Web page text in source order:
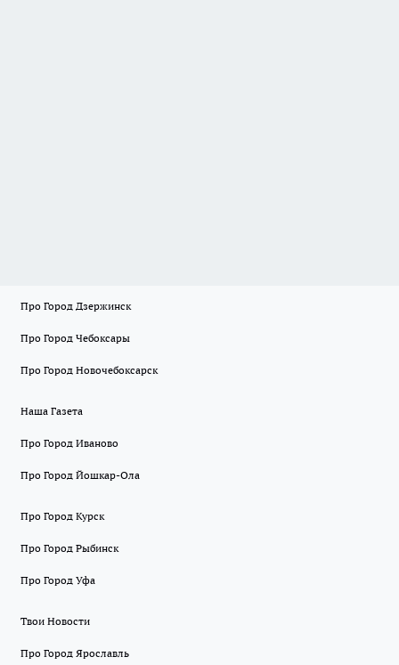
Про Город Дзержинск
Про Город Чебоксары
Про Город Новочебоксарск
Наша Газета
Про Город Иваново
Про Город Йошкар-Ола
Про Город Курск
Про Город Рыбинск
Про Город Уфа
Твои Новости
Про Город Ярославль